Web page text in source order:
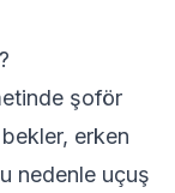
şoför
erken
nedenle uçuş